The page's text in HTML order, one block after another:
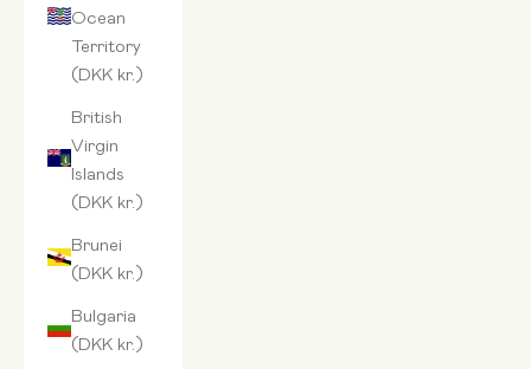
Ocean
Territory
(DKK kr.)
British
Virgin
Islands
(DKK kr.)
Brunei
(DKK kr.)
Bulgaria
(DKK kr.)